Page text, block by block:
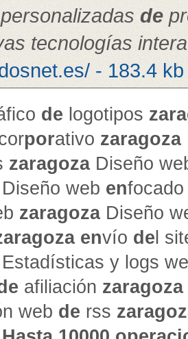
de
tecnologías
- 183.4 kb
de logotipos
porativo zaragoza
zaragozaDiseño
web en
zaragozaDiseño
envío de l
y logs
afiliación zaragoza
web de rss